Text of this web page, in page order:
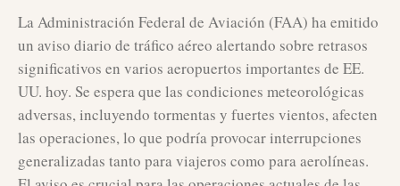
La Administración Federal de Aviación (FAA) ha emitido
un aviso diario de tráfico aéreo alertando sobre retrasos
significativos en varios aeropuertos importantes de EE.
UU. hoy. Se espera que las condiciones meteorológicas
adversas, incluyendo tormentas y fuertes vientos, afecten
las operaciones, lo que podría provocar interrupciones
generalizadas tanto para viajeros como para aerolíneas.